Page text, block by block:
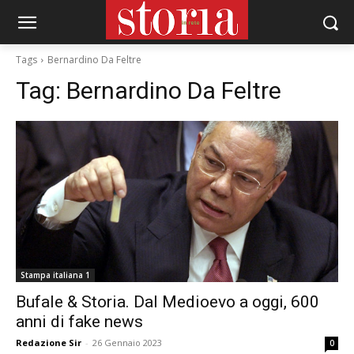
Tags Bernardino Da Feltre
Tag: Bernardino Da Feltre
Stampa italiana 1
Bufale & Storia. Dal Medioevo a oggi, 600
anni di fake news
Redazione Sir - 26 Gennaio 2023 0